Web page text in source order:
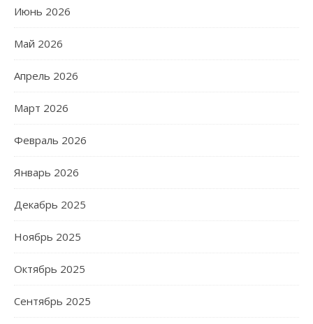
Июнь 2026
Май 2026
Апрель 2026
Март 2026
Февраль 2026
Январь 2026
Декабрь 2025
Ноябрь 2025
Октябрь 2025
Сентябрь 2025